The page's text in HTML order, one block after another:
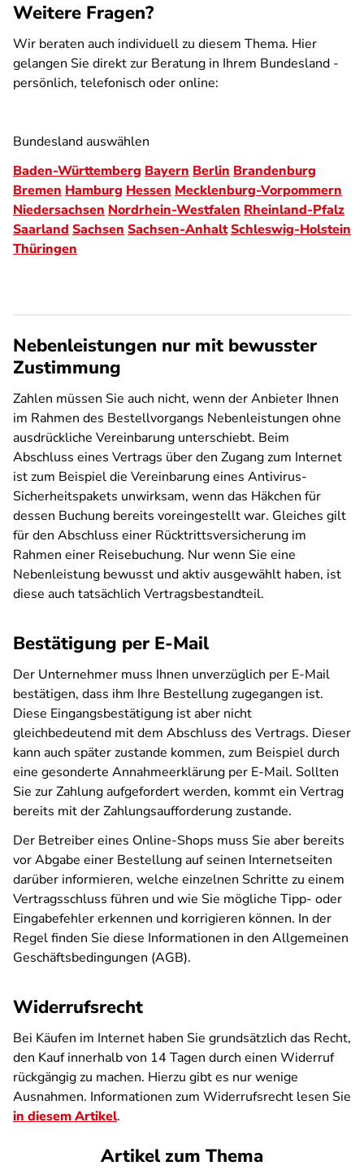
Weitere Fragen?
Wir beraten auch individuell zu diesem Thema. Hier
gelangen Sie direkt zur Beratung in Ihrem Bundesland -
persönlich, telefonisch oder online:
Bundesland auswählen
Baden-Württemberg Bayern Berlin Brandenburg
Bremen Hamburg Hessen Mecklenburg-Vorpommern
Niedersachsen Nordrhein-Westfalen Rheinland-Pfalz
Saarland Sachsen Sachsen-AnhaltSchleswig-Holstein
Thüringen
Nebenleistungen nur mit bewusster
Zustimmung
Zahlen müssen Sie auch nicht, wenn der Anbieter Ihnen
im Rahmen des Bestellvorgangs Nebenleistungen ohne
ausdrückliche Vereinbarung unterschiebt. Beim
Abschluss eines Vertrags über den Zugang zum Internet
ist zum Beispiel die Vereinbarung eines Antivirus-
Sicherheitspakets unwirksam, wenn das Häkchen für
dessen Buchung bereits voreingestellt war. Gleiches gilt
für den Abschluss einer Rücktrittsversicherung im
Rahmen einer Reisebuchung. Nur wenn Sie eine
Nebenleistung bewusst und aktiv ausgewählt haben, ist
diese auch tatsächlich Vertragsbestandteil.
Bestätigung per E-Mail
Der Unternehmer muss Ihnen unverzüglich per E-Mail
bestätigen, dass ihm Ihre Bestellung zugegangen ist.
Diese Eingangsbestätigung ist aber nicht
gleichbedeutend mit dem Abschluss des Vertrags. Dieser
kann auch später zustande kommen, zum Beispiel durch
eine gesonderte Annahmeerklärung per E-Mail. Sollten
Sie zur Zahlung aufgefordert werden, kommt ein Vertrag
bereits mit der Zahlungsaufforderung zustande.
Der Betreiber eines Online-Shops muss Sie aber bereits
vor Abgabe einer Bestellung auf seinen Internetseiten
darüber informieren, welche einzelnen Schritte zu einem
Vertragsschluss führen und wie Sie mögliche Tipp- oder
Eingabefehler erkennen und korrigieren können. In der
Regel finden Sie diese Informationen in den Allgemeinen
Geschäftsbedingungen (AGB).
Widerrufsrecht
Bei Käufen im Internet haben Sie grundsätzlich das Recht,
den Kauf innerhalb von 14 Tagen durch einen Widerruf
rückgängig zu machen. Hierzu gibt es nur wenige
Ausnahmen. Informationen zum Widerrufsrecht lesen Sie
in diesem Artikel.
Artikel zum Thema